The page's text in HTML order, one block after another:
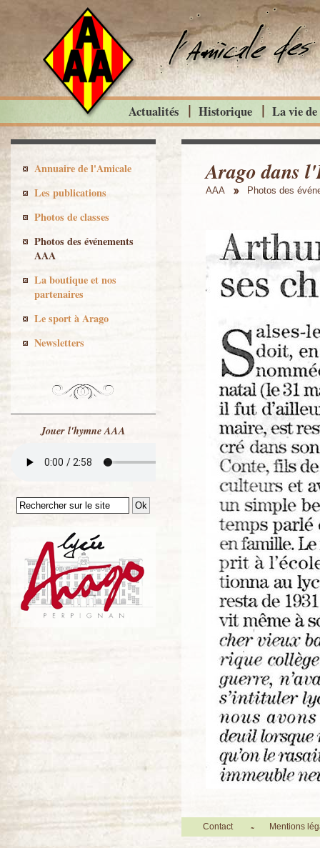
Arago dans
AAA Photos des
Actualités Historique La vie
Annuaire de l'Amicale
Les publications
Photos de classes
Photos des événements
AAA
La boutique et nos
partenaires
Le sport à Arago
Newsletters
Jouer l'hymne AAA
Contact Mentions